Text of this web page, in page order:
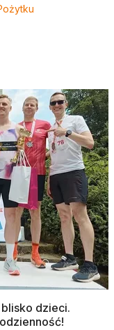
dzieci.